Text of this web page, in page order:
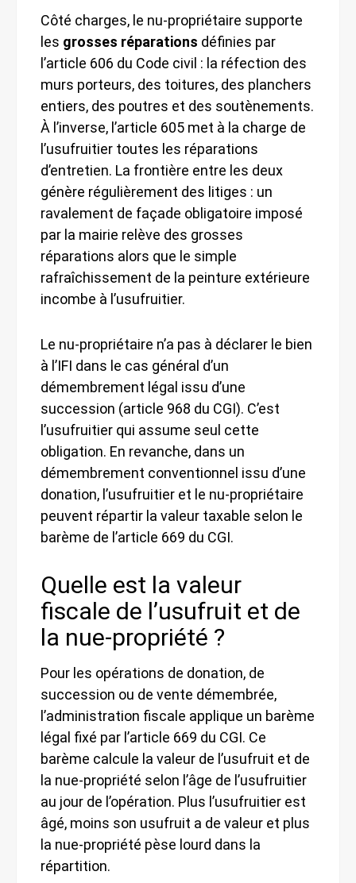
Côté charges, le nu-propriétaire supporte
les grosses réparations définies par
l’article 606 du Code civil : la réfection des
murs porteurs, des toitures, des planchers
entiers, des poutres et des soutènements.
À l’inverse, l’article 605 met à la charge de
l’usufruitier toutes les réparations
d’entretien. La frontière entre les deux
génère régulièrement des litiges : un
ravalement de façade obligatoire imposé
par la mairie relève des grosses
réparations alors que le simple
rafraîchissement de la peinture extérieure
incombe à l’usufruitier.
Le nu-propriétaire n’a pas à déclarer le bien
à l’IFI dans le cas général d’un
démembrement légal issu d’une
succession (article 968 du CGI). C’est
l’usufruitier qui assume seul cette
obligation. En revanche, dans un
démembrement conventionnel issu d’une
donation, l’usufruitier et le nu-propriétaire
peuvent répartir la valeur taxable selon le
barème de l’article 669 du CGI.
Quelle est la valeur
fiscale de l’usufruit et de
la nue-propriété ?
Pour les opérations de donation, de
succession ou de vente démembrée,
l’administration fiscale applique un barème
légal fixé par l’article 669 du CGI. Ce
barème calcule la valeur de l’usufruit et de
la nue-propriété selon l’âge de l’usufruitier
au jour de l’opération. Plus l’usufruitier est
âgé, moins son usufruit a de valeur et plus
la nue-propriété pèse lourd dans la
répartition.